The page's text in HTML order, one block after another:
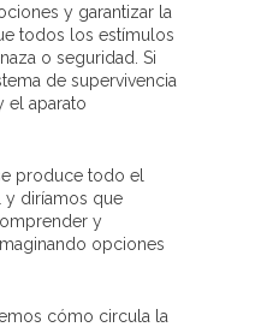
y garantizar la
todos los estímulos
o seguridad. Si
de supervivencia
el aparato
produce todo el
y diríamos que
y
opciones
cómo circula la